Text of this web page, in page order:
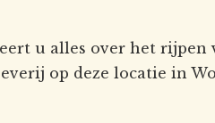
u alles over het rijpen
op deze locatie in